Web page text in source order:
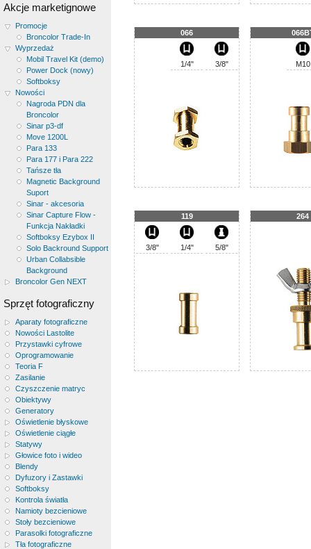
Akcje marketignowe
Promocje
Broncolor Trade-In
Wyprzedaż
Mobil Travel Kit (demo)
Power Dock (nowy)
Softboksy
Nowości
Nagroda PDN dla
Broncolor
Sinar p3-df
Move 1200L
Para 133
Para 177 i Para 222
Tańsze tła
Magnetic Background
Suport
Sinar - akcesoria
Sinar Capture Flow -
Funkcja Nakładki
Softboksy Ezybox II
Solo Backround Support
Urban Collabsible
Background
Broncolor Gen NEXT
Sprzęt fotograficzny
Aparaty fotograficzne
Nowości Lastolite
Przystawki cyfrowe
Oprogramowanie
Teoria F
Zasilanie
Czyszczenie matryc
Obiektywy
Generatory
Oświetlenie błyskowe
Oświetlenie ciągłe
Statywy
Głowice foto i wideo
Blendy
Dyfuzory i Zastawki
Softboksy
Kontrola światła
Namioty bezcieniowe
Stoły bezcieniowe
Parasolki fotograficzne
Tła fotograficzne
066
3/8"
1/4" M10
119
5/8"
1/4"
3/8"
264